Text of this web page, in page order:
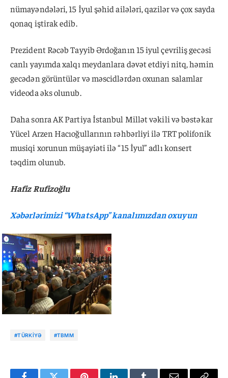
nümayəndələri, 15 İyul şəhid ailələri, qazilər və çox sayda
qonaq iştirak edib.
Prezident Rəcəb Tayyib Ərdoğanın 15 iyul çevriliş gecəsi
canlı yayımda xalqı meydanlara dəvət etdiyi nitq, həmin
gecədən görüntülər və məscidlərdən oxunan salamlar
videoda əks olunub.
Daha sonra AK Partiya İstanbul Millət vəkili və bəstəkar
Yücel Arzen Hacıoğullarının rəhbərliyi ilə TRT polifonik
musiqi xorunun müşayiəti ilə “15 İyul” adlı konsert
təqdim olunub.
Hafiz Rufizoğlu
Xəbərlərimizi “WhatsApp” kanalımızdan oxuyun
#TÜRKIYƏ #TBMM